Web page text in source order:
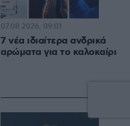
7 νέα ιδιαίτερα ανδρικά
αρώματα για το καλοκαίρι
07.08.2026, 09:01